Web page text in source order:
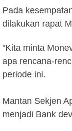
Pada
dilakukan rapat
"Kita minta
apa rencana-
periode ini.
Mantan Sekjen
menjadi Bank